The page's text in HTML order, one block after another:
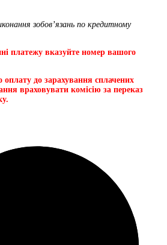
зобов’язань по кредитному
платежу вказуйте номер вашого
оплату до зарахування сплачених
враховувати комісію за переказ